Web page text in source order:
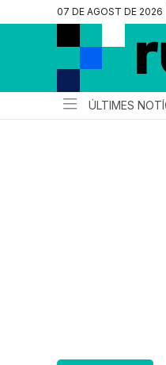
07 DE AGOST DE 2026
ÚLTIMES